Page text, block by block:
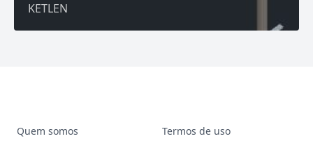
KETLEN
Quem somos Termos de uso